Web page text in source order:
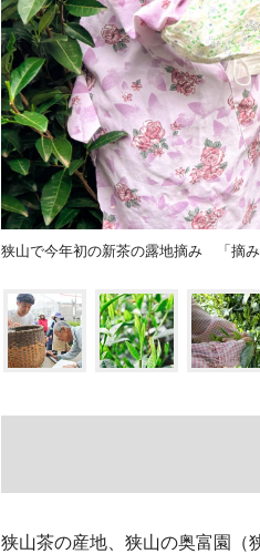
狭山で今年初の新茶の露地摘み 「摘
狭山茶の産地、狭山の奥富園（